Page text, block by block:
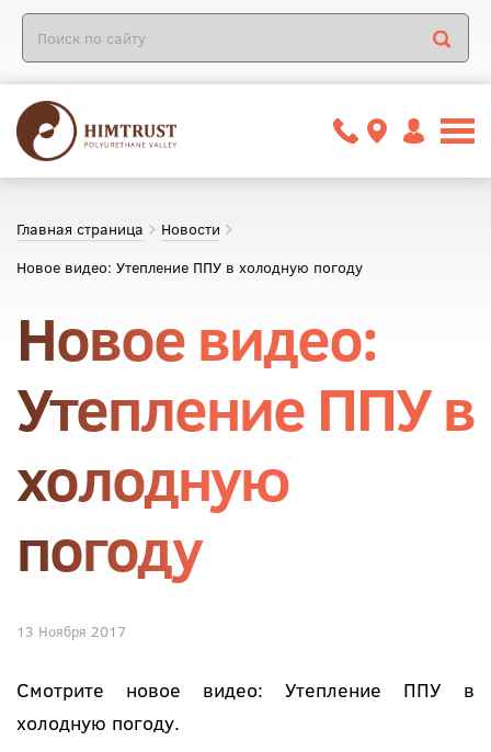
Главная страница
Новости
Новое видео: Утепление ППУ в холодную погоду
Новое видео:
Утепление ППУ в
холодную
погоду
13 Ноября 2017
Смотрите новое видео: Утепление ППУ в
холодную погоду.